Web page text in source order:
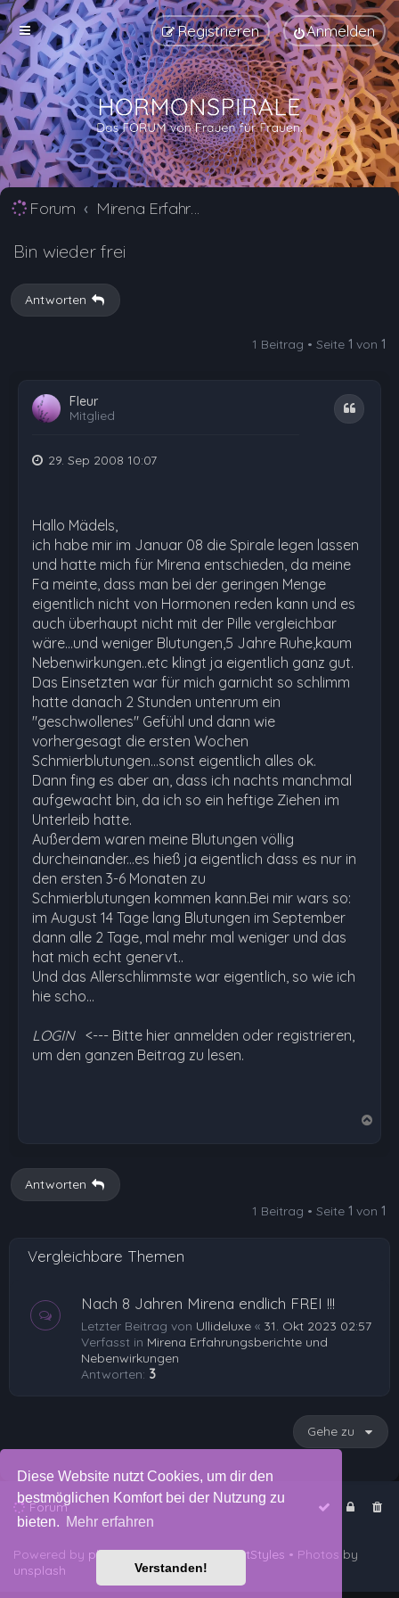
Diese Website nutzt Cookies, um dir den
bestmöglichen Komfort bei der Nutzung zu
bieten. Mehr erfahren
Verstanden!
Anmelden
Registrieren
Forum Mirena Erfahrungsberichte und Nebenwirkungen
Bin wieder frei
Antworten
1 Beitrag • Seite 1 von 1
Fleur
Mitglied
Zitat
29. Sep 2008 10:07
Hallo Mädels,
ich habe mir im Januar 08 die Spirale legen lassen
und hatte mich für Mirena entschieden, da meine
Fa meinte, dass man bei der geringen Menge
eigentlich nicht von Hormonen reden kann und es
auch überhaupt nicht mit der Pille vergleichbar
wäre...und weniger Blutungen,5 Jahre Ruhe,kaum
Nebenwirkungen..etc klingt ja eigentlich ganz gut.
Das Einsetzten war für mich garnicht so schlimm
hatte danach 2 Stunden untenrum ein
"geschwollenes" Gefühl und dann wie
vorhergesagt die ersten Wochen
Schmierblutungen...sonst eigentlich alles ok.
Dann fing es aber an, dass ich nachts manchmal
aufgewacht bin, da ich so ein heftige Ziehen im
Unterleib hatte.
Außerdem waren meine Blutungen völlig
durcheinander...es hieß ja eigentlich dass es nur in
den ersten 3-6 Monaten zu
Schmierblutungen kommen kann.Bei mir wars so:
im August 14 Tage lang Blutungen im September
dann alle 2 Tage, mal mehr mal weniger und das
hat mich echt genervt..
Und das Allerschlimmste war eigentlich, so wie ich
hie scho…
LOGIN <--- Bitte hier anmelden oder registrieren,
um den ganzen Beitrag zu lesen.
b
Antworten
1 Beitrag • Seite 1 von 1
Vergleichbare Themen
Nach 8 Jahren Mirena endlich FREI !!!
Letzter Beitrag von Ullideluxe « 31. Okt 2023 02:57
Verfasst in Mirena Erfahrungsberichte und
Nebenwirkungen
Antworten: 3
Gehe zu
Forum
Powered by phpBB™• Design byPlanetStyles • Photos by
unsplash